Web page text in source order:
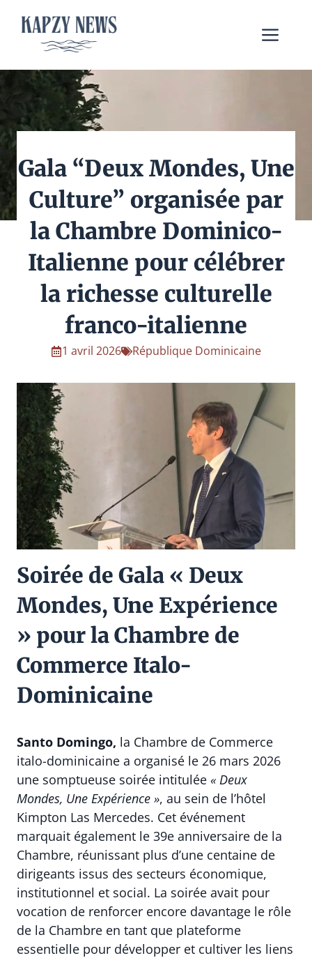
contenu
Gala “Deux Mondes, Une
Culture” organisée par
la Chambre Dominico-
Italienne pour célébrer
la richesse culturelle
franco-italienne
1 avril 2026 République Dominicaine
Soirée de Gala « Deux
Mondes, Une Expérience
» pour la Chambre de
Commerce Italo-
Dominicaine
Santo Domingo, la Chambre de Commerce
italo-dominicaine a organisé le 26 mars 2026
une somptueuse soirée intitulée « Deux
Mondes, Une Expérience », au sein de l’hôtel
Kimpton Las Mercedes. Cet événement
marquait également le 39e anniversaire de la
Chambre, réunissant plus d’une centaine de
dirigeants issus des secteurs économique,
institutionnel et social. La soirée avait pour
vocation de renforcer encore davantage le rôle
de la Chambre en tant que plateforme
essentielle pour développer et cultiver les liens